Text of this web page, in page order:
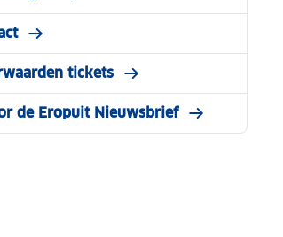
tickets
de Eropuit Nieuwsbrief